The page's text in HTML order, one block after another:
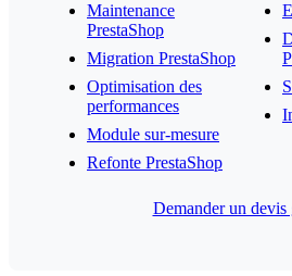
Maintenance
PrestaShop
Migration PrestaShop
Optimisation des
performances
Module sur-mesure
Refonte PrestaShop
Demander un devis